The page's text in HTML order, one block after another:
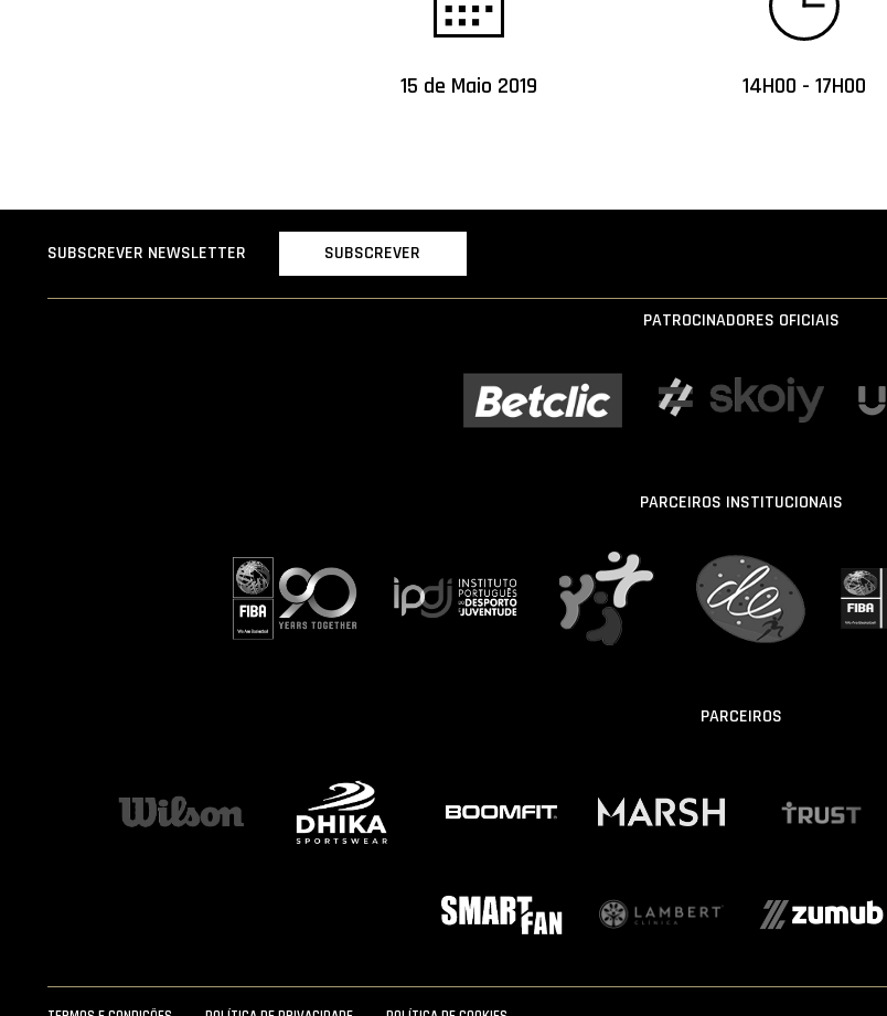
15 de Maio 2019 14H00 - 17H00
SUBSCREVER NEWSLETTER SUBSCREVER
PATROCINADORES OFICIAIS
PARCEIROS INSTITUCIONAIS
PARCEIROS